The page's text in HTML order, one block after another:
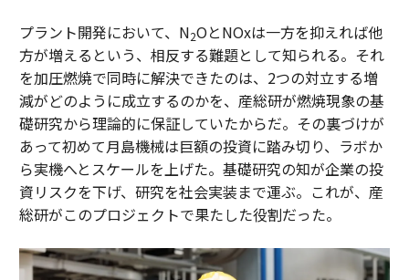
プラント開発において、N2OとNOxは一方を抑えれば他
方が増えるという、相反する難題として知られる。それ
を加圧燃焼で同時に解決できたのは、2つの対立する増
減がどのように成立するのかを、産総研が燃焼現象の基
礎研究から理論的に保証していたからだ。その裏づけが
あって初めて月島機械は巨額の投資に踏み切り、ラボか
ら実機へとスケールを上げた。基礎研究の知が企業の投
資リスクを下げ、研究を社会実装まで運ぶ。これが、産
総研がこのプロジェクトで果たした役割だった。